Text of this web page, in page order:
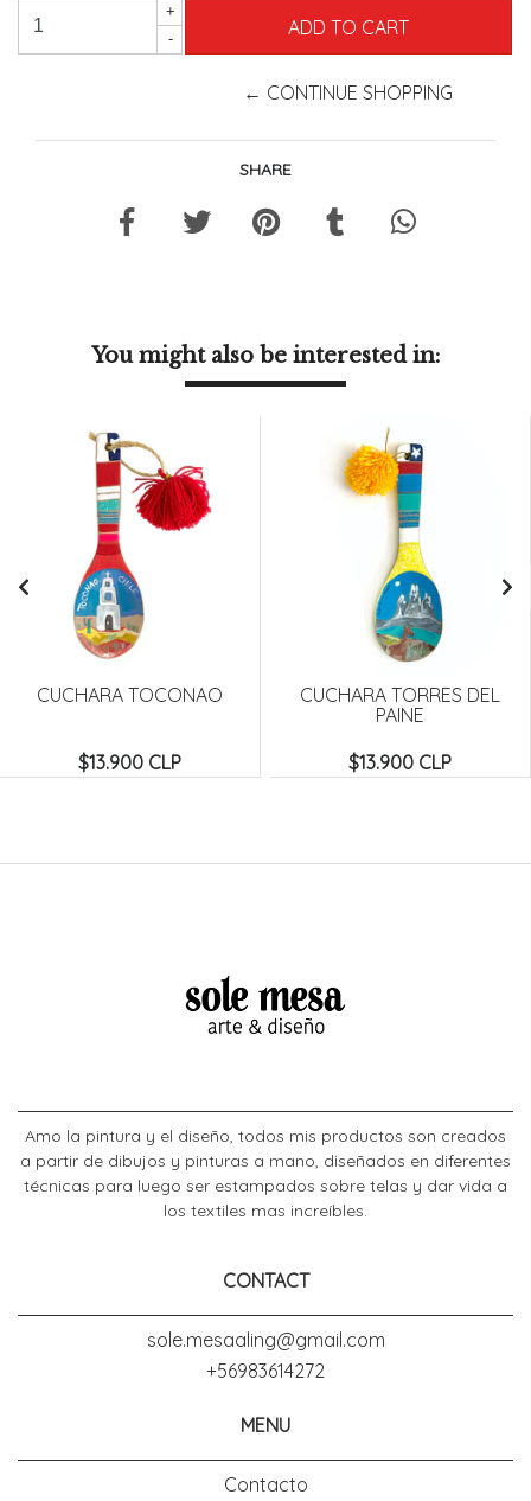
+
-
← CONTINUE SHOPPING
SHARE
You might also be interested in:
CUCHARA TOCONAO
$13.900 CLP
CUCHARA TORRES DEL
PAINE
$13.900 CLP
Amo la pintura y el diseño, todos mis productos son creados
a partir de dibujos y pinturas a mano, diseñados en diferentes
técnicas para luego ser estampados sobre telas y dar vida a
los textiles mas increíbles.
CONTACT
sole.mesaaling@gmail.com
+56983614272
MENU
Contacto